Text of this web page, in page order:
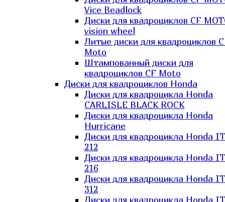
Vice Beadlock
Диски для квадроциклов CF
vision wheel
Литые диски для квадроциклов
Moto
Штампованный диски для
квадроциклов CF Moto
Диски для квадроциклов Honda
Диски для квадроцикла Honda
CARLISLE BLACK ROCK
Диски для квадроцикла Honda
Hurricane
Диски для квадроцикла Honda
212
Диски для квадроцикла Honda
216
Диски для квадроцикла Honda
312
Диски для квадроцикла Honda